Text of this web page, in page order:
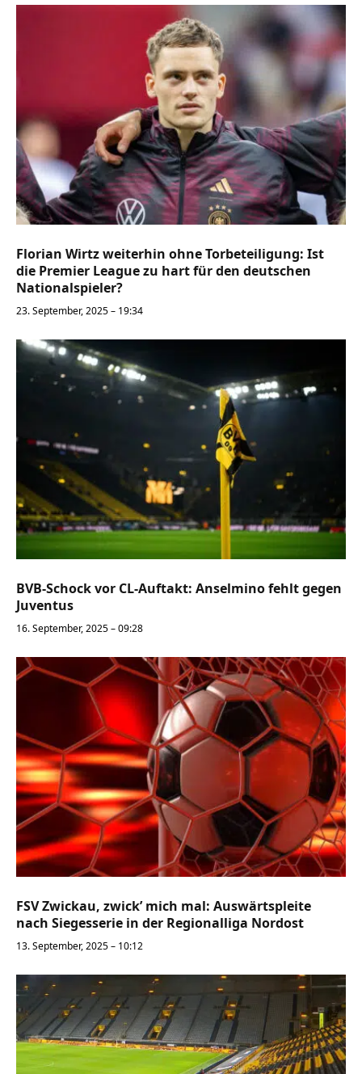
Florian Wirtz weiterhin ohne Torbeteiligung: Ist
die Premier League zu hart für den deutschen
Nationalspieler?
23. September, 2025 – 19:34
BVB-Schock vor CL-Auftakt: Anselmino fehlt gegen
Juventus
16. September, 2025 – 09:28
FSV Zwickau, zwick’ mich mal: Auswärtspleite
nach Siegesserie in der Regionalliga Nordost
13. September, 2025 – 10:12